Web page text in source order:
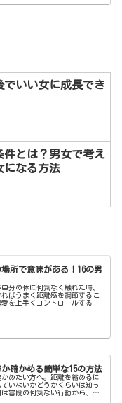
でいい女に成長でき
件とは？男女で考え
になる方法
所で意味がある！16の男
分の体に何気なく触れた時、
ばうまく距離感を調節するこ
を上手くコントロールするた
確かめる簡単な15の方法
めたい方へ。距離を縮めるに
いないかどうかくらいは知っ
普段の何気ない行動から、相